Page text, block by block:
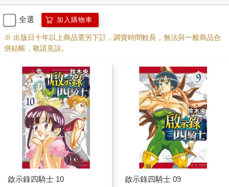
全選 加入購物車
※ 出版日十年以上商品需另下訂，調貨時間較長，無法與一般商品合
併結帳，敬請見諒。
啟示錄四騎士 10 啟示錄四騎士 09